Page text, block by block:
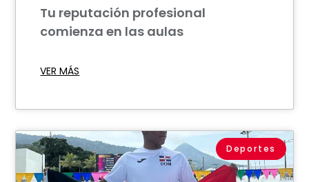
Tu reputación profesional
comienza en las aulas
VER MÁS
Deportes